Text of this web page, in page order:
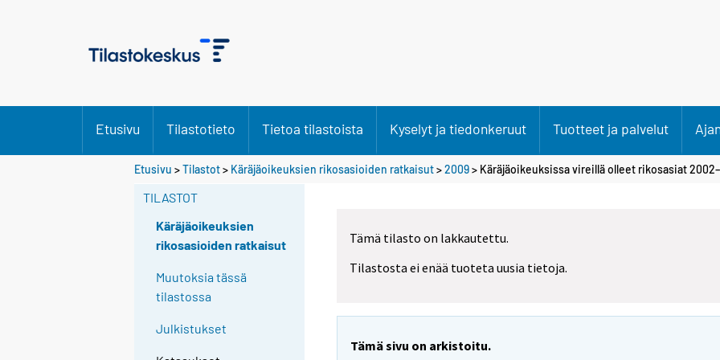
Etusivu Tilastotieto Tietoa tilastoista Kyselyt ja tiedonkeruut Tuotteet ja palvelut
Etusivu >Tilastot> Käräjäoikeuksien rikosasioiden ratkaisut>2009> Käräjäoikeuksissa vireillä olleet rikosasiat
TILASTOT
Käräjäoikeuksien
rikosasioiden ratkaisut
Muutoksia tässä
tilastossa
Julkistukset
Tämä tilasto on lakkautettu.
Tilastosta ei enää tuoteta uusia tietoja.
Tämä sivu on arkistoitu.